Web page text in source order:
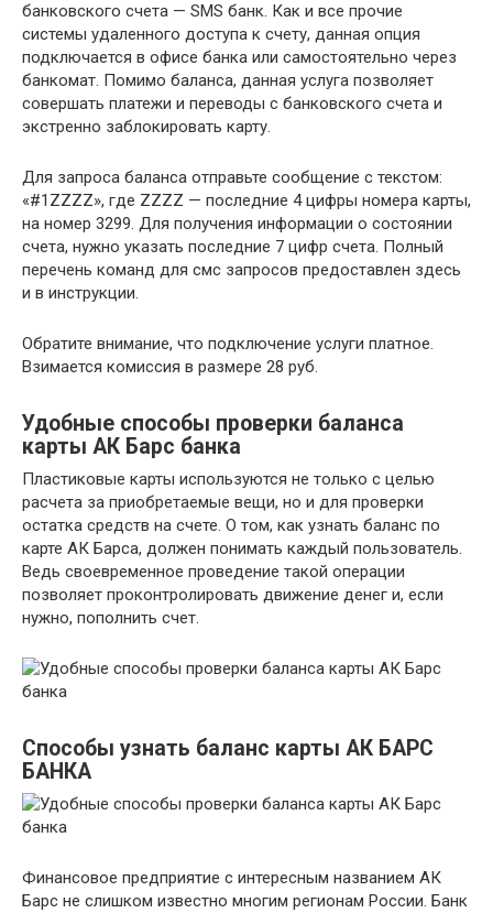
банковского счета — SMS банк. Как и все прочие
системы удаленного доступа к счету, данная опция
подключается в офисе банка или самостоятельно через
банкомат. Помимо баланса, данная услуга позволяет
совершать платежи и переводы с банковского счета и
экстренно заблокировать карту.
Для запроса баланса отправьте сообщение с текстом:
«#1ZZZZ», где ZZZZ — последние 4 цифры номера карты,
на номер 3299. Для получения информации о состоянии
счета, нужно указать последние 7 цифр счета. Полный
перечень команд для смс запросов предоставлен здесь
и в инструкции.
Обратите внимание, что подключение услуги платное.
Взимается комиссия в размере 28 руб.
Удобные способы проверки баланса
карты АК Барс банка
Пластиковые карты используются не только с целью
расчета за приобретаемые вещи, но и для проверки
остатка средств на счете. О том, как узнать баланс по
карте АК Барса, должен понимать каждый пользователь.
Ведь своевременное проведение такой операции
позволяет проконтролировать движение денег и, если
нужно, пополнить счет.
Способы узнать баланс карты АК БАРС
БАНКА
Финансовое предприятие с интересным названием АК
Барс не слишком известно многим регионам России. Банк